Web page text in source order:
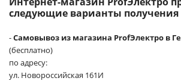
следующие варианты получения
-Самовывоз из магазина ProfЭлектро в
(бесплатно)
по адресу:
ул. Новороссийская 161И